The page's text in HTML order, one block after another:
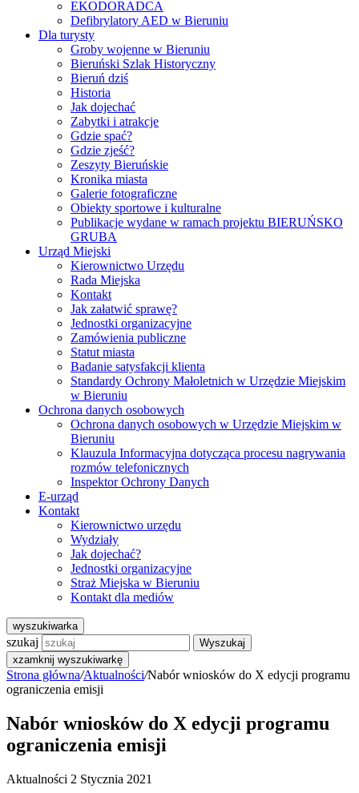
EKODORADCA
Defibrylatory AED w Bieruniu
Dla turysty
Groby wojenne w Bieruniu
Bieruński Szlak Historyczny
Bieruń dziś
Historia
Jak dojechać
Zabytki i atrakcje
Gdzie spać?
Gdzie zjeść?
Zeszyty Bieruńskie
Kronika miasta
Galerie fotograficzne
Obiekty sportowe i kulturalne
Publikacje wydane w ramach projektu BIERUŃSKO
GRUBA
Urząd Miejski
Kierownictwo Urzędu
Rada Miejska
Kontakt
Jak załatwić sprawę?
Jednostki organizacyjne
Zamówienia publiczne
Statut miasta
Badanie satysfakcji klienta
Standardy Ochrony Małoletnich w Urzędzie Miejskim
w Bieruniu
Ochrona danych osobowych
Ochrona danych osobowych w Urzędzie Miejskim w
Bieruniu
Klauzula Informacyjna dotycząca procesu nagrywania
rozmów telefonicznych
Inspektor Ochrony Danych
E-urząd
Kontakt
Kierownictwo urzędu
Wydziały
Jak dojechać?
Jednostki organizacyjne
Straż Miejska w Bieruniu
Kontakt dla mediów
wyszukiwarka
szukaj
Wyszukaj
xzamknij wyszukiwarkę
Strona główna/Aktualności/Nabór wniosków do X edycji programu
ograniczenia emisji
Nabór wniosków do X edycji programu
ograniczenia emisji
Aktualności 2 Stycznia 2021